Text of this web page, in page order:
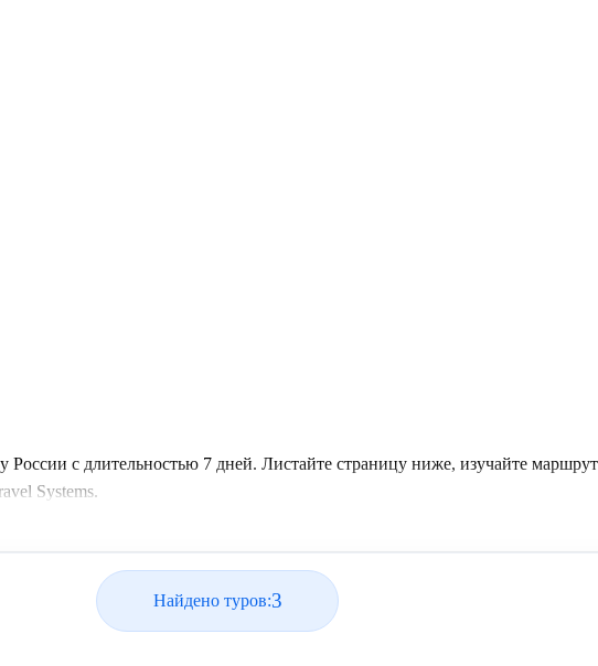
России с длительностью 7 дней. Листайте страницу ниже, изучайте
Systems.
Найдено туров:3